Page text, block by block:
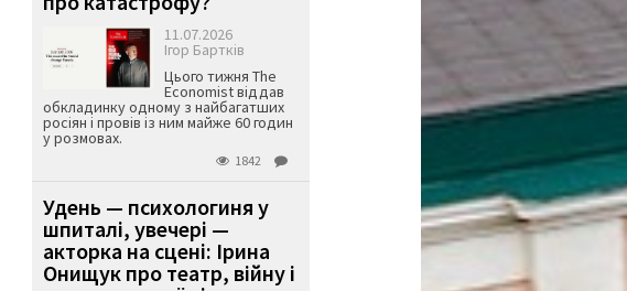
11.07.2026
Ігор Бартків
Цього тижня The
Economist віддав
обкладинку одному з найбагатших
росіян і провів із ним майже 60 годин
у розмовах.
1842
Удень — психологиня у
шпиталі, увечері —
акторка на сцені: Ірина
Онищук про театр, війну і